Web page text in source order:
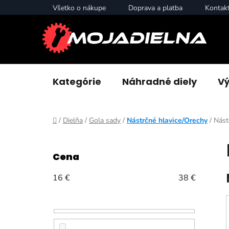
na
Všetko o nákupe Doprava a platba
Kategórie Náhradné diely
Domov
/ Dielňa / Gola sady / Nástrčné hlavice/Orechy /
Cena
16 € 38 €